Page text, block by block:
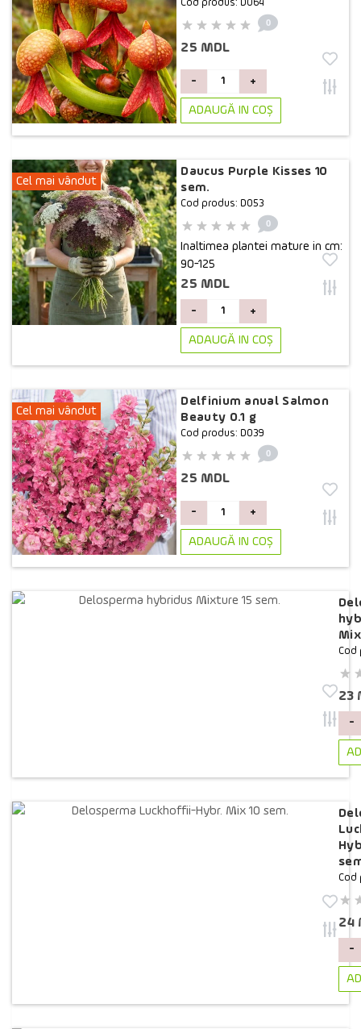
Cod produs: D064
0
25 MDL
- +
ADAUGĂ IN COŞ
Cel mai vândut
Daucus Purple Kisses 10
sem.
Cod produs: D053
0
Inaltimea plantei mature in cm:
90-125
25 MDL
- +
ADAUGĂ IN COŞ
Cel mai vândut
Delfinium anual Salmon
Beauty 0.1 g
Cod produs: D039
0
25 MDL
- +
ADAUGĂ IN COŞ
Cod
23
-
Cod
24
-